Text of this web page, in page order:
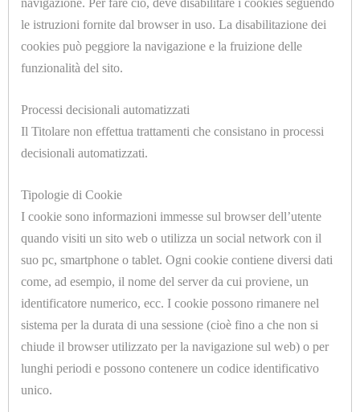
MODEL
TRATTAMENTO
COMPONENT
PNEUMATICI
GUARNIZIONI
STIRO,
LAVASECCO
ACQUA
SP.=20mm FOGLI 50X200cm
U1025
SCHIUMATO POLIESTERE PER FILTRI 30PPI
SP.=20mm. H.=1000mm.
navigazione. Per fare ciò, deve disabilitare i cookies seguendo
le istruzioni fornite dal browser in uso. La disabilitazione dei
cookies può peggiore la navigazione e la fruizione delle
funzionalità del sito.
Processi decisionali automatizzati
Il Titolare non effettua trattamenti che consistano in processi
decisionali automatizzati.
Tipologie di Cookie
I cookie sono informazioni immesse sul browser dell’utente
quando visiti un sito web o utilizza un social network con il
suo pc, smartphone o tablet. Ogni cookie contiene diversi dati
come, ad esempio, il nome del server da cui proviene, un
identificatore numerico, ecc. I cookie possono rimanere nel
sistema per la durata di una sessione (cioè fino a che non si
chiude il browser utilizzato per la navigazione sul web) o per
lunghi periodi e possono contenere un codice identificativo
unico.